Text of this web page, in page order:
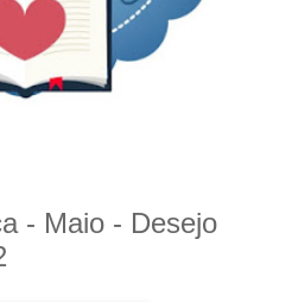
- Maio - Desejo